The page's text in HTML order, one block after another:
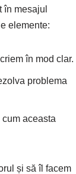
mesajul
elemente:
în mod clar.
problema
aceasta
și să îl facem